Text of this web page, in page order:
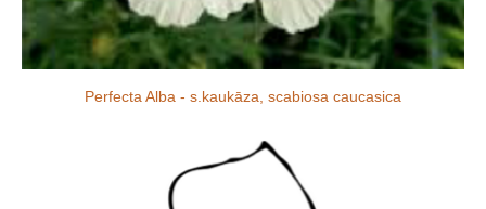
Perfecta Alba - s.kaukāza, scabiosa caucasica